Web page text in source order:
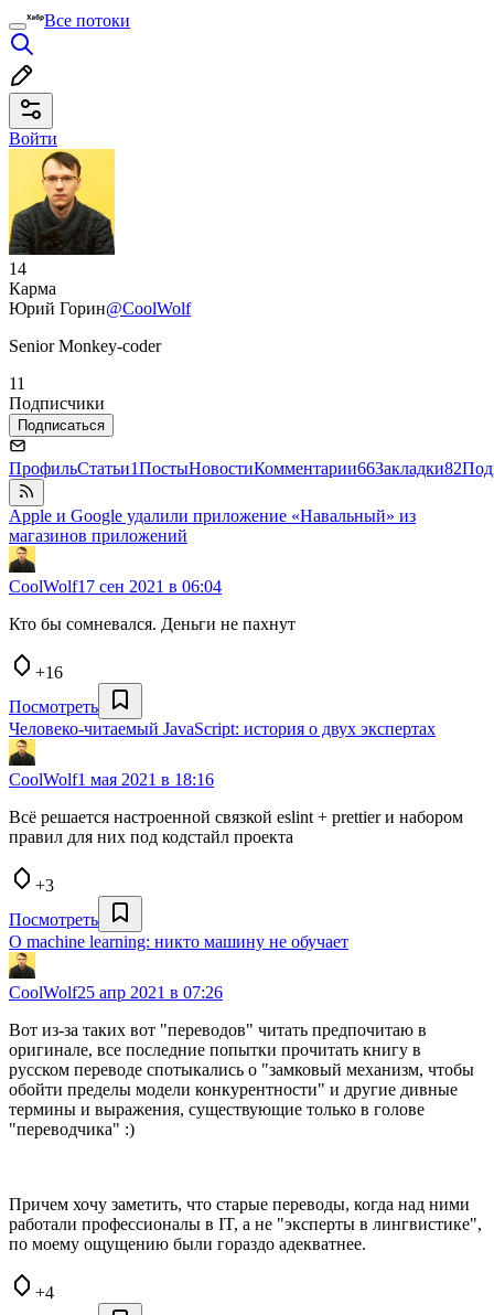
Все потоки
Войти
14
Карма
Юрий Горин@CoolWolf
Senior Monkey-coder
11
Подписчики
Подписаться
ПрофильСтатьи1ПостыНовостиКомментарии66Закладки82
Apple и Google удалили приложение «Навальный» из
магазинов приложений
CoolWolf17 сен 2021 в 06:04
Кто бы сомневался. Деньги не пахнут
+16
Посмотреть
Человеко-читаемый JavaScript: история о двух экспертах
CoolWolf1 мая 2021 в 18:16
Всё решается настроенной связкой eslint + prettier и набором
правил для них под кодстайл проекта
+3
Посмотреть
О machine learning: никто машину не обучает
CoolWolf25 апр 2021 в 07:26
Вот из-за таких вот "переводов" читать предпочитаю в
оригинале, все последние попытки прочитать книгу в
русском переводе спотыкались о "замковый механизм, чтобы
обойти пределы модели конкурентности" и другие дивные
термины и выражения, существующие только в голове
"переводчика" :)
Причем хочу заметить, что старые переводы, когда над ними
работали профессионалы в IT, а не "эксперты в лингвистике",
по моему ощущению были гораздо адекватнее.
+4